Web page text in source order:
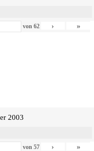
von 62 › »
2003
von 57 › »